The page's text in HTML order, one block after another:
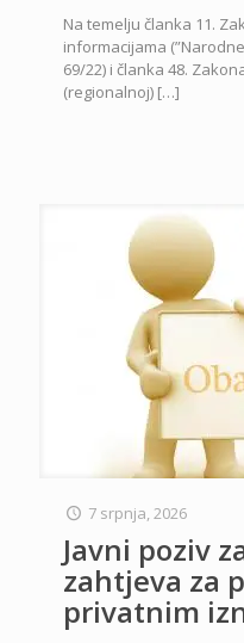
Na temelju članka 11.
informacijama
69/22) i članka 48.
(regionalnoj) […]
7 srpnja, 2026
Javni poziv
zahtjeva za
privatnim